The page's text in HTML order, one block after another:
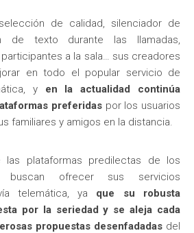
de calidad, silenciador de
de texto durante las llamadas,
a la sala… sus creadores
en todo el popular servicio de
y en la actualidad continúa
preferidaspor los usuarios
familiares y amigos en la distancia.
las plataformas predilectas de los
buscan ofrecer sus servicios
telemática, ya que su robusta
por la seriedad y se aleja cada
propuestas desenfadadasdel